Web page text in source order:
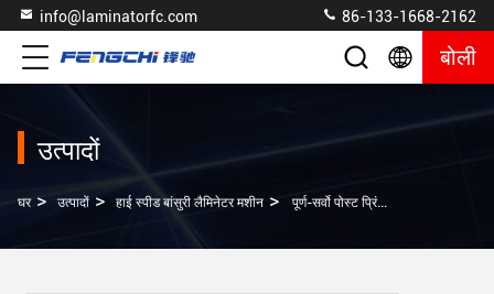
info@laminatorfc.com 86-133-1668-2162
बोली
उत्पादों
घर > उत्पादों > हाई स्पीड बांसुरी लैमिनेटर मशीन > पूर्ण-सर्वो पोस्ट प्रिंटिंग मशीन एक स्पर्श सक्षम कागज ढेर टर्नर मशीन अनुकूलित